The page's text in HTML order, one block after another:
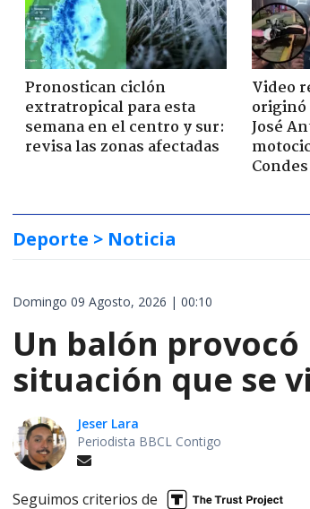
Pronostican ciclón
extratropical para esta
semana en el centro y sur:
revisa las zonas afectadas
Video
originó
José
Condes
Deporte > Noticia
Domingo 09 Agosto, 2026 | 00:10
Un balón
situación que se
Jeser Lara
Periodista BBCL Contigo
Seguimos criterios de